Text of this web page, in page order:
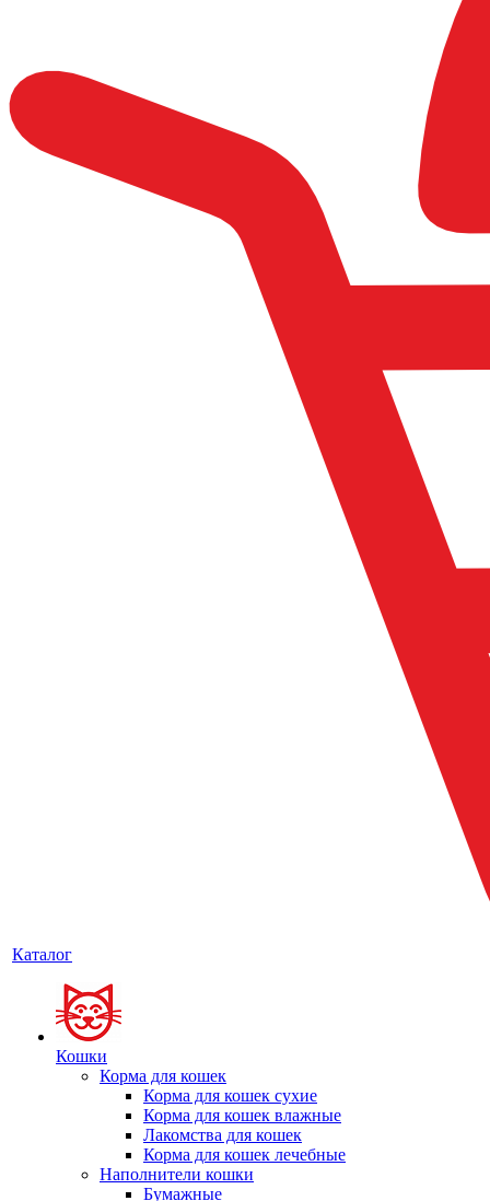
Каталог
Кошки
Корма для кошек
Корма для кошек сухие
Корма для кошек влажные
Лакомства для кошек
Корма для кошек лечебные
Наполнители кошки
Бумажные